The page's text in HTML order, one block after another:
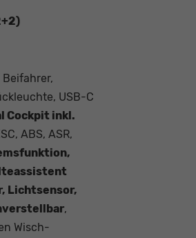
USB-C
Cockpit inkl.
ABS, ASR,
Lichtsensor,
,
Wisch-